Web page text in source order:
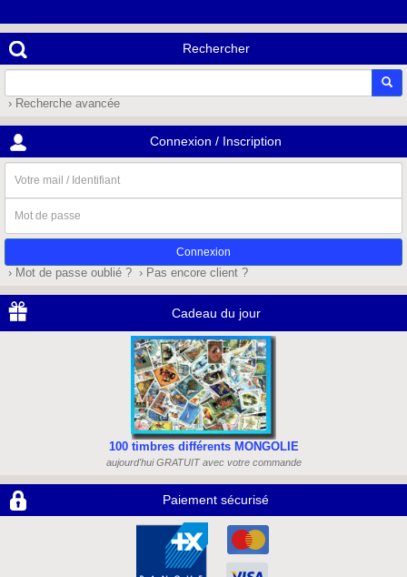
Rechercher
› Recherche avancée
Connexion / Inscription
mail
/
Identifiant
de
passe
› Mot de passe oublié ? › Pas encore client ?
Cadeau du jour
100 timbres différents MONGOLIE
aujourd'hui GRATUIT avec votre commande
Paiement sécurisé